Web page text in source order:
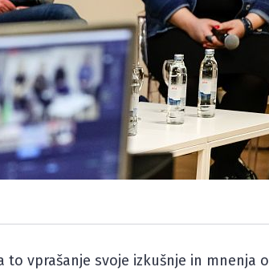
to vprašanje svoje izkušnje in